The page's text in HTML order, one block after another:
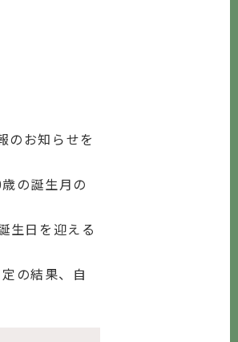
のお知らせを
の誕生月の
生日を迎える
の結果、自